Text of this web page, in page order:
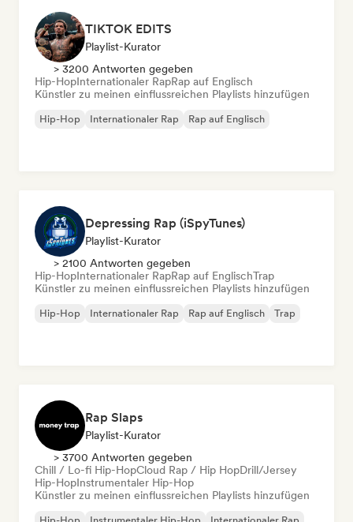
TIKTOK EDITS
Playlist-Kurator
> 3200 Antworten gegeben
Hip-HopInternationaler RapRap auf Englisch
Künstler zu meinen einflussreichen Playlists hinzufügen
Hip-Hop Internationaler Rap Rap auf Englisch
Depressing Rap (iSpyTunes)
Playlist-Kurator
> 2100 Antworten gegeben
Hip-HopInternationaler RapRap auf EnglischTrap
Künstler zu meinen einflussreichen Playlists hinzufügen
Hip-Hop Internationaler Rap Rap auf Englisch Trap
Rap Slaps
Playlist-Kurator
> 3700 Antworten gegeben
Chill / Lo-fi Hip-HopCloud Rap / Hip HopDrill/Jersey
Hip-HopInstrumentaler Hip-Hop
Künstler zu meinen einflussreichen Playlists hinzufügen